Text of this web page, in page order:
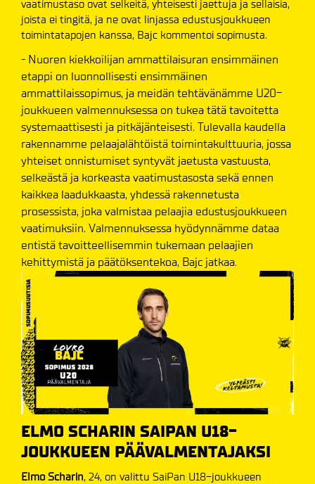
vaatimustaso ovat selkeitä, yhteisesti jaettuja ja sellaisia,
joista ei tingitä, ja ne ovat linjassa edustusjoukkueen
toimintatapojen kanssa, Bajc kommentoi sopimusta.
- Nuoren kiekkoilijan ammattilaisuran ensimmäinen
etappi on luonnollisesti ensimmäinen
ammattilaissopimus, ja meidän tehtävänämme U20-
joukkueen valmennuksessa on tukea tätä tavoitetta
systemaattisesti ja pitkäjänteisesti. Tulevalla kaudella
rakennamme pelaajalähtöistä toimintakulttuuria, jossa
yhteiset onnistumiset syntyvät jaetusta vastuusta,
selkeästä ja korkeasta vaatimustasosta sekä ennen
kaikkea laadukkaasta, yhdessä rakennetusta
prosessista, joka valmistaa pelaajia edustusjoukkueen
vaatimuksiin. Valmennuksessa hyödynnämme dataa
entistä tavoitteellisemmin tukemaan pelaajien
kehittymistä ja päätöksentekoa, Bajc jatkaa.
ELMO SCHARIN SAIPAN U18-
JOUKKUEEN PÄÄVALMENTAJAKSI
Elmo Scharin, 24, on valittu SaiPan U18-joukkueen